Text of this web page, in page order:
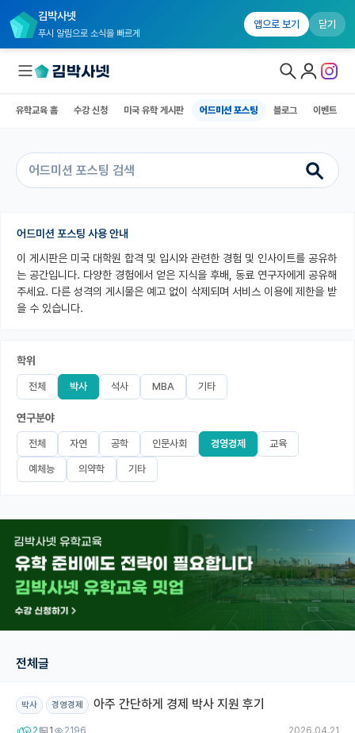
김박사넷
푸시 알림으로 소식을 빠르게
앱으로 보기 닫기
국내대학원 정보
커뮤니티
커리어
유학교육
미국 유학 게시판
어드미션 포스팅
블로그
이벤트
이벤트
반도체 아카데미
재팬라운지 🌸
유학교육 홈 수강 신청 미국 유학 게시판 어드미션 포스팅 블로그 이벤트
유학교육 홈 어드미션 포스팅 블로그
어드미션 포스팅 사용 안내
이 게시판은 미국 대학원 합격 및 입시와 관련한 경험 및 인사이트를 공유하
는 공간입니다. 다양한 경험에서 얻은 지식을 후배, 동료 연구자에게 공유해
주세요. 다른 성격의 게시물은 예고 없이 삭제되며 서비스 이용에 제한을 받
을 수 있습니다.
학위
전체 박사 석사 MBA 기타
연구분야
전체 자연 공학 인문사회 경영경제 교육
예체능 의약학 기타
전체글
박사 경영경제 아주 간단하게 경제 박사 지원 후기
2 1 2196 2026.04.21